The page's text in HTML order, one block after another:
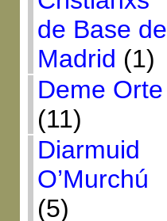
de Base de
Madrid (1)
Deme Orte
(11)
Diarmuid
O’Murchú
(5)